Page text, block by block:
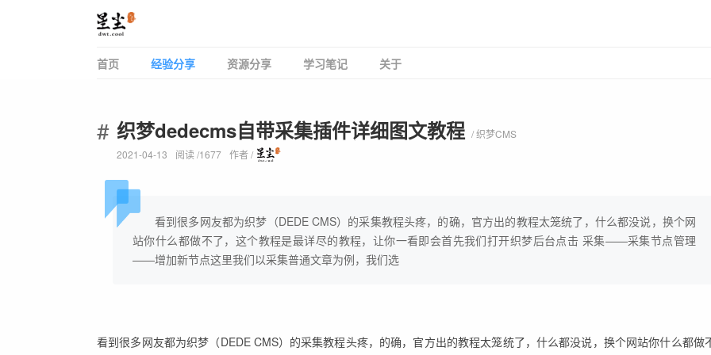
首页 经验分享 资源分享 学习笔记 关于
织梦dedecms自带采集插件详细图文教程 / 织梦CMS
2021-04-13
阅读 /1677 作者 /
看到很多网友都为织梦（DEDE CMS）的采集教程头疼，的确，官方出的教程太笼统了，什么都没说，换个网
站你什么都做不了，这个教程是最详尽的教程，让你一看即会首先我们打开织梦后台点击 采集——采集节点管理
——增加新节点这里我们以采集普通文章为例，我们选
看到很多网友都为织梦（DEDE CMS）的采集教程头疼，的确，官方出的教程太笼统了，什么都没说，换个网站你什么都做